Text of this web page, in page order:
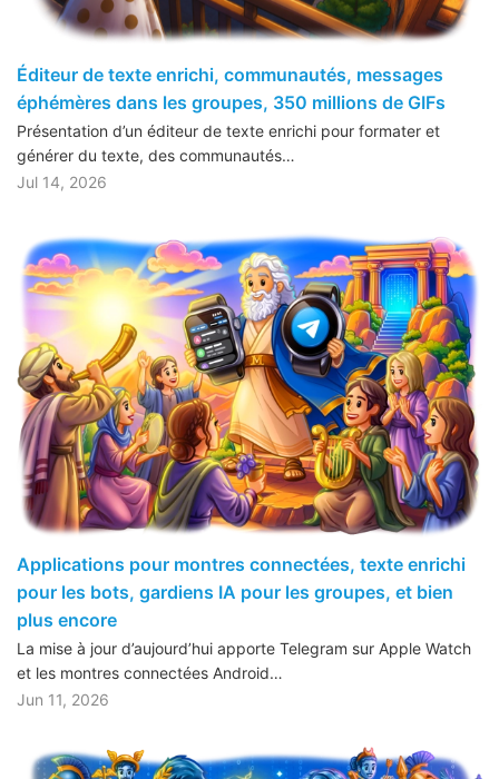
Éditeur de texte enrichi, communautés, messages
éphémères dans les groupes, 350 millions de GIFs
Présentation d’un éditeur de texte enrichi pour formater et
générer du texte, des communautés…
Jul 14, 2026
Applications pour montres connectées, texte enrichi
pour les bots, gardiens IA pour les groupes, et bien
plus encore
La mise à jour d’aujourd’hui apporte Telegram sur Apple Watch
et les montres connectées Android…
Jun 11, 2026